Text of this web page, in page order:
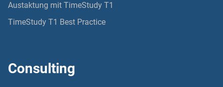
Austaktung mit TimeStudy T1
TimeStudy T1 Best Practice
Consulting